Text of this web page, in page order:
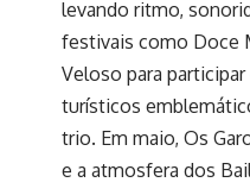
levando ritmo,
festivais como Doce
Veloso para
turísticos
trio. Em maio, Os
e a atmosfera dos